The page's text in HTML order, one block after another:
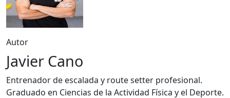
Autor
Javier Cano
Entrenador de escalada y route setter profesional.
Graduado en Ciencias de la Actividad Física y el Deporte.